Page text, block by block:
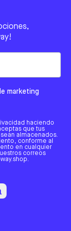
marketing
haciendo
que tus
almacenados.
conforme al
en cualquier
correos